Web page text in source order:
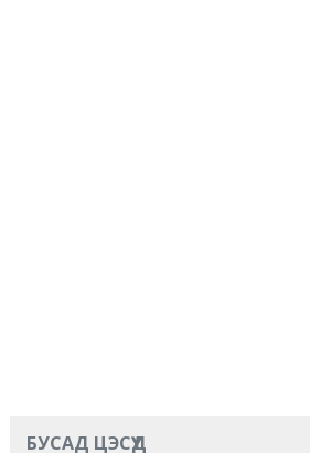
БУСАД ЦЭСҮҮД